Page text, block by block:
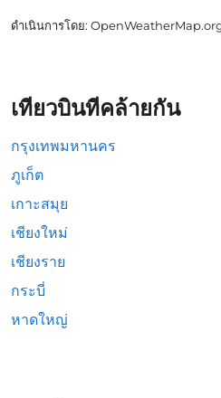
ดำเนินการโดย:
เที่ยวบินที่คล้ายกัน
กรุงเทพมหานคร
ภูเก็ต
เกาะสมุย
เชียงใหม่
เชียงราย
กระบี่
หาดใหญ่